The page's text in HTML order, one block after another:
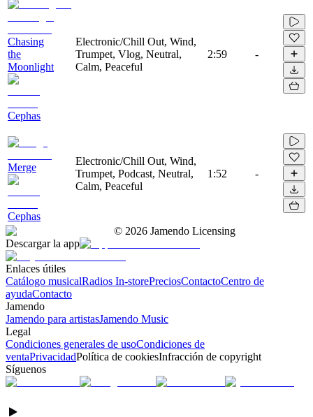
Chasing
the
Moonlight
Cephas
Electronic/Chill Out, Wind,
Trumpet, Vlog, Neutral,
Calm, Peaceful
2:59 -
Merge
Cephas
Electronic/Chill Out, Wind,
Trumpet, Podcast, Neutral,
Calm, Peaceful
1:52 -
© 2026 Jamendo Licensing
Descargar la app
Enlaces útiles
Catálogo musicalRadios In-storePreciosContactoCentro de
ayudaContacto
Jamendo
Jamendo para artistasJamendo Music
Legal
Condiciones generales de usoCondiciones de
ventaPrivacidadPolítica de cookiesInfracción de copyright
Síguenos